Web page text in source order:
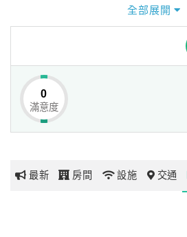
球
網
玩
室外有開放、清爽的庭院
室內有明亮、潔淨的空間
湛藍的天空是純潔的孩子
千變萬化的雲朵是嬉戲、歡笑的剪影
樹的枝枒在暖日中不停地延伸向上
鮮綠的葉子在風的吹拂中沙沙作響
從【深溝仔庭園民宿】開始！
全部展開
0
滿意度
最新 房間 設施 交通